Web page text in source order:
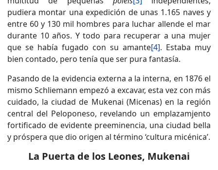
pudiera montar una expedición de unas 1.165 naves y
entre 60 y 130 mil hombres para luchar allende el mar
durante 10 años. Y todo para recuperar a una mujer
que se había fugado con su amante[4]. Estaba muy
bien contado, pero tenía que ser pura fantasía.
Pasando de la evidencia externa a la interna, en 1876 el
mismo Schliemann empezó a excavar, esta vez con más
cuidado, la ciudad de Mukenai (Micenas) en la región
central del Peloponeso, revelando un emplazamjento
fortificado de evidente preeminencia, una ciudad bella
y próspera que dio origen al término ‘cultura micénica’.
La Puerta de los Leones, Mukenai